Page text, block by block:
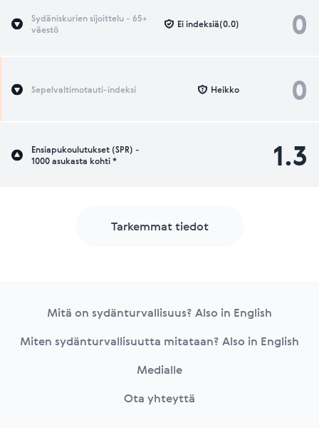
Sydäniskurien sijoittelu - 65+
väestö
0
Ei indeksiä(0.0)
Sepelvaltimotauti-indeksi 0
Heikko
Ensiapukoulutukset (SPR) -
1000 asukasta kohti *
1.3
Tarkemmat tiedot
Mitä on sydänturvallisuus? Also in English
Miten sydänturvallisuutta mitataan? Also in English
Medialle
Ota yhteyttä